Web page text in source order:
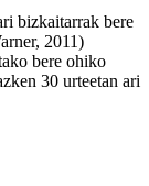
bizkaitarrak bere
2011)
bere ohiko
30 urteetan ari